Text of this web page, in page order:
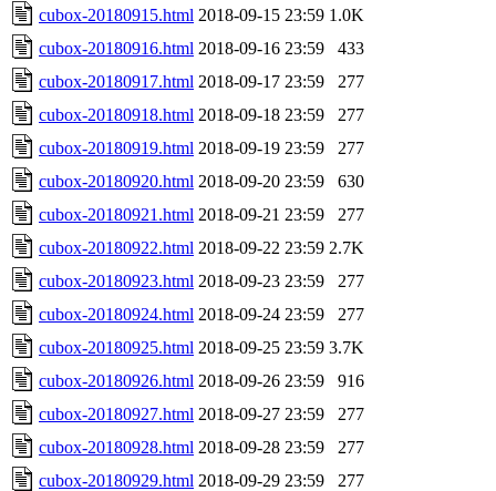
cubox-20180915.html 2018-09-15 23:59 1.0K
cubox-20180916.html 2018-09-16 23:59
433
cubox-20180917.html 2018-09-17 23:59
277
cubox-20180918.html 2018-09-18 23:59
277
cubox-20180919.html 2018-09-19 23:59
277
cubox-20180920.html 2018-09-20 23:59
630
cubox-20180921.html 2018-09-21 23:59
277
cubox-20180922.html 2018-09-22 23:59 2.7K
cubox-20180923.html 2018-09-23 23:59
277
cubox-20180924.html 2018-09-24 23:59
277
cubox-20180925.html 2018-09-25 23:59 3.7K
cubox-20180926.html 2018-09-26 23:59
916
cubox-20180927.html 2018-09-27 23:59
277
cubox-20180928.html 2018-09-28 23:59
277
cubox-20180929.html 2018-09-29 23:59
277